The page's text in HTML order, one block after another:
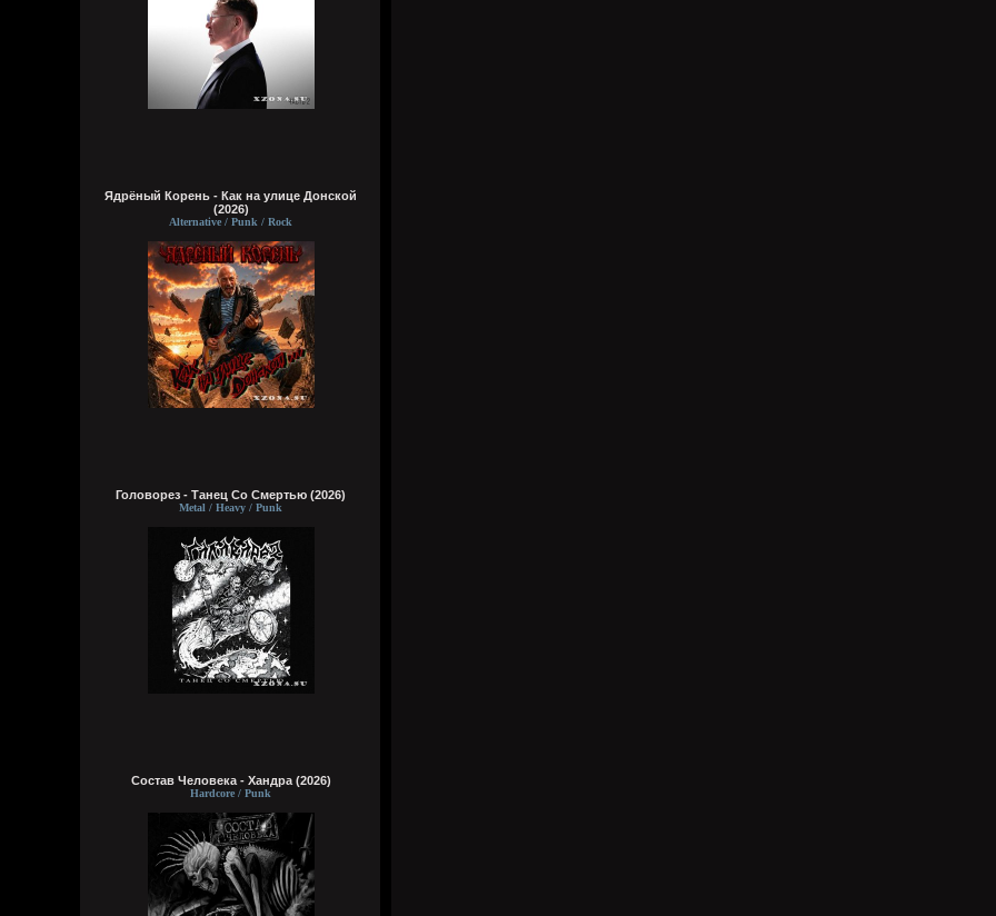
Ядрёный Корень - Как на улице Донской
(2026)
Alternative / Punk / Rock
Головорез - Tанец Со Смертью (2026)
Metal / Heavy / Punk
Состав Человека - Хандра (2026)
Hardcore / Punk